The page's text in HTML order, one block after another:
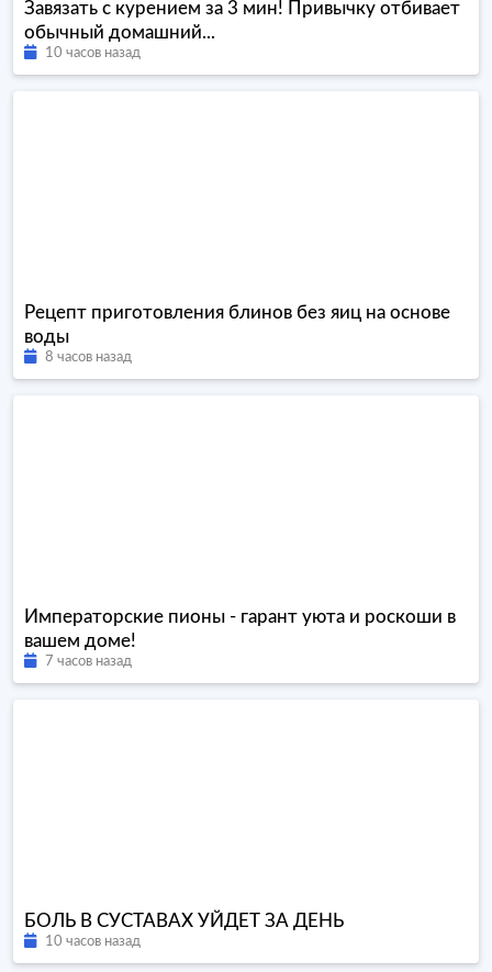
Завязать с курением за 3 мин! Привычку отбивает
обычный домашний...
10 часов назад
Рецепт приготовления блинов без яиц на основе
воды
8 часов назад
Императорские пионы - гарант уюта и роскоши в
вашем доме!
7 часов назад
БОЛЬ В СУСТАВАХ УЙДЕТ ЗА ДЕНЬ
10 часов назад